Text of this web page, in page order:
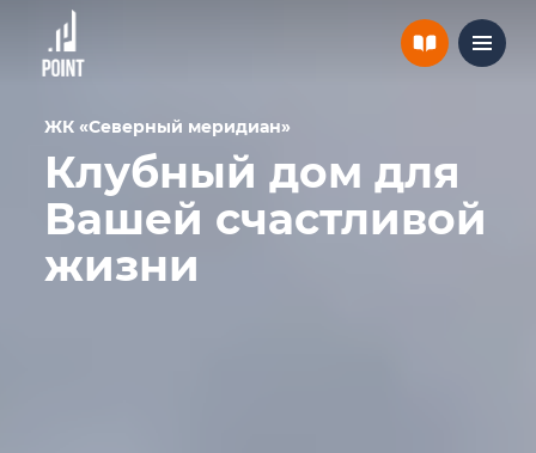
ЖК «Северный меридиан»
Клубный дом для
Вашей счастливой
жизни